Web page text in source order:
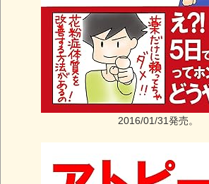
2016/01/31発売。